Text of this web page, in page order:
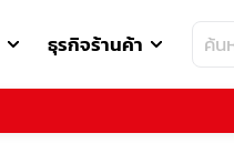
ธุรกิจร้านค้า